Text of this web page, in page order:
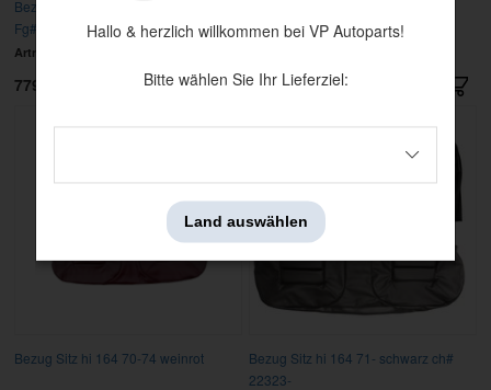
Bezug Sitz hi 164 67-71 schw
Fg#-22322
Artnr:
7795 kr 8399 kr
Bezug Sitz hi 164 70-74 weinrot
Bezug Sitz hi 164 71- schwarz ch#
22323-
Hallo & herzlich willkommen bei VP Autoparts!
Bitte wählen Sie Ihr Lieferziel:
Land auswählen